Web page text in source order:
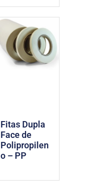
Fitas Dupla
Face de
Polipropilen
o – PP